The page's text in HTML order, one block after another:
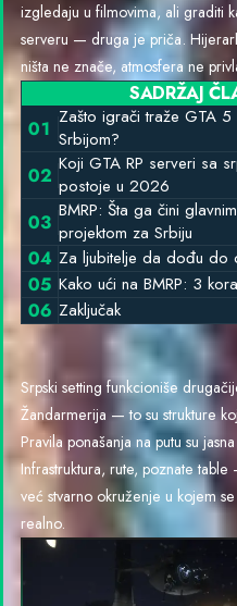
izgledaju u filmovima, ali graditi
serveru — druga je priča.
ništa ne znače, atmosfera ne
SADRŽAJ
Zašto igrači traže GTA 5
Srbijom?
Koji GTA RP serveri sa
postoje u 2026
BMRP: Šta ga čini
projektom za Srbiju
Za ljubitelje da dođu do
Kako ući na BMRP: 3
Zaključak
Srpski setting funkcioniše
Žandarmerija — to su strukture
Pravila ponašanja na putu su
Infrastruktura, rute, poznate
već stvarno okruženje u kojem
realno.